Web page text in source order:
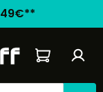
Le panier